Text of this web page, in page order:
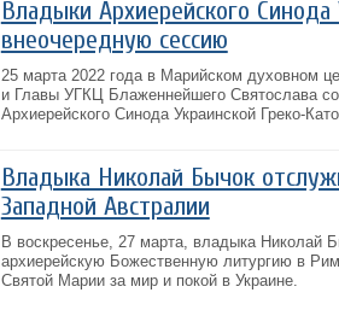
Владыки Архиерейского
внеочередную сессию
25 марта 2022 года в Марийском духовном
и Главы УГКЦ Блаженнейшего Святослава
Архиерейского Синода Украинской Греко-
Владыка Николай Бычок
Западной Австралии
В воскресенье, 27 марта, владыка Николай
архиерейскую Божественную литургию в
Святой Марии за мир и покой в Украине.